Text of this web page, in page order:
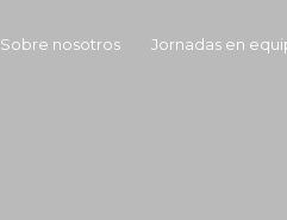
Sobre nosotros Jornadas en